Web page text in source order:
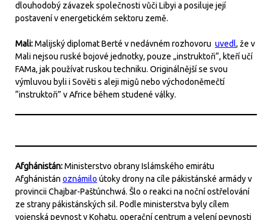
dlouhodobý závazek společnosti vůči Libyi a posiluje její
postavení v energetickém sektoru země.
Mali:Malijský diplomat Berté v nedávném rozhovoru uvedl, že v
Mali nejsou ruské bojové jednotky, pouze „instruktoři“, kteří učí
FAMa, jak používat ruskou techniku. Originálnější se svou
výmluvou byli i Sověti s aleji migů nebo východoněmečtí
“instruktoři” v Africe během studené války.
Afghánistán:Ministerstvo obrany Islámského emirátu
Afghánistán oznámilo útoky drony na cíle pákistánské armády v
provincii Chajbar-Paštúnchwá. Šlo o reakci na noční ostřelování
ze strany pákistánských sil. Podle ministerstva byly cílem
vojenská pevnost v Kohatu, operační centrum a velení pevnosti